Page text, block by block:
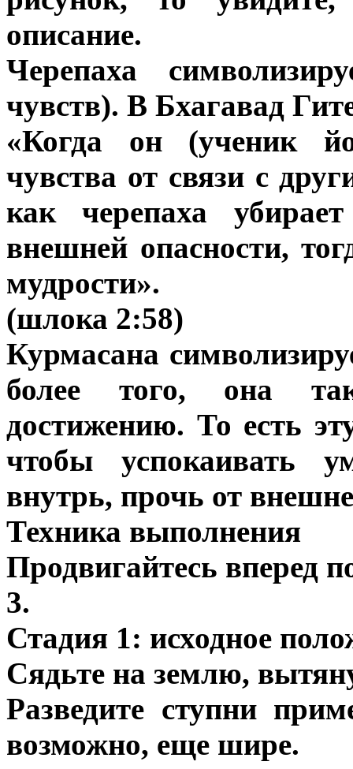
описание.
Черепаха
чувств). В Бхагавад
«Когда он (ученик
чувства от связи с
как черепаха
внешней опасности,
мудрости».
(шлока 2:58)
Курмасана
более того, она
достижению. То есть
чтобы успокаивать
внутрь, прочь от
Техника выполнения
Продвигайтесь вперед
3.
Стадия 1: исходное
Сядьте на землю,
Разведите ступни
возможно, еще шире.